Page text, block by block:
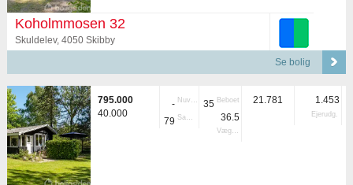
Koholmmosen 32
Skuldelev, 4050 Skibby
Se bolig
795.000
40.000
- Nuvær.
79 Samlet
35 Beboet
36.5
Vægtet
21.781 1.453
Ejerudg.